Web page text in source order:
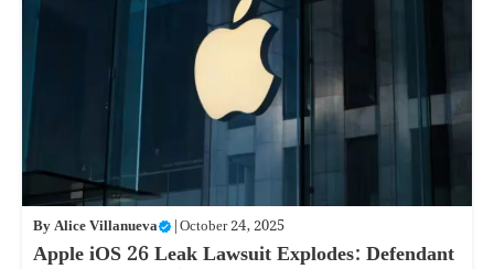
ByAlice Villanueva |October 24, 2025
Apple iOS 26 Leak Lawsuit Explodes: Defendant